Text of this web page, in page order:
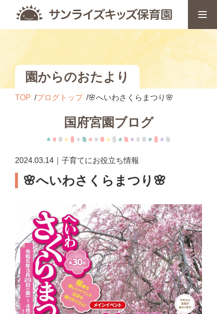
園からのおたより
TOP ブログトップ 🌸へいわさくらまつり🌸
国府宮園ブログ
2024.03.14｜子育てにお役立ち情報
🌸へいわさくらまつり🌸